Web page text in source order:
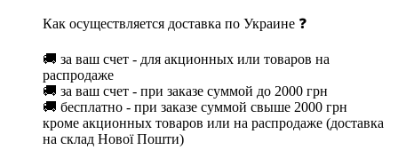
Как осуществляется доставка по Украине ❓
🚚 за ваш счет - для акционных или товаров на
распродаже
🚚 за ваш счет - при заказе суммой до 2000 грн
🚚 бесплатно - при заказе суммой свыше 2000 грн
кроме акционных товаров или на распродаже (доставка
на склад Нової Пошти)